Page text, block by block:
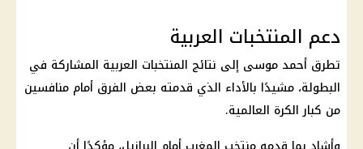
دعم المنتخبات العربية
تطرق أحمد موسى إلى نتائج المنتخبات العربية المشاركة في
البطولة، مشيدًا بالأداء الذي قدمته بعض الفرق أمام منافسين
من كبار الكرة العالمية.